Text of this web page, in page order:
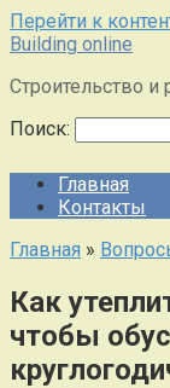
Перейти к
Building online
Строительство и
Поиск:
Главная
Контакты
Главная »
Как
чтобы